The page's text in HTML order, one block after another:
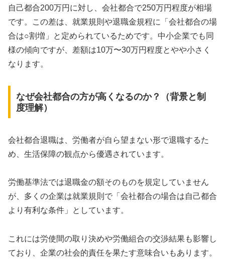
自己都合200万円に対し、会社都合で250万円程度が相場
です。この差は、就業規則や退職金規程に「会社都合の場
合は○割増」と定められているためです。中小企業でも同
様の傾向ですが、差額は10万〜30万円程度とやや小さく
なります。
なぜ会社都合の方が高くなるのか？（背景と制
度理解）
会社都合退職は、労働者が自ら望まない形で退職するた
め、生活保障の観点から優遇されています。
労働基準法では退職金の額そのものを規定していません
が、多くの企業は就業規則で「会社都合の場合は自己都合
より有利な条件」としています。
これには労使間の取り決めや労働組合の交渉結果も影響し
ており、企業の社会的責任を果たす意味合いもあります。